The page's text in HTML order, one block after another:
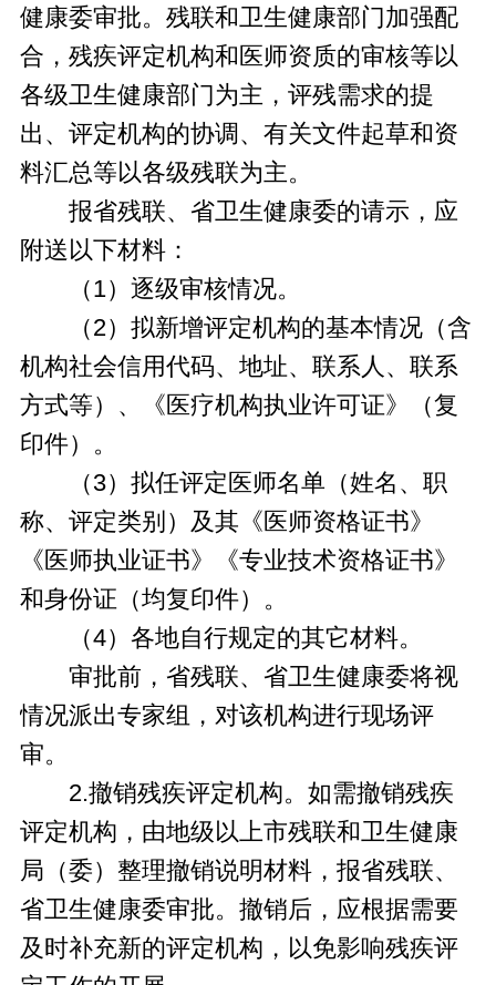
健康委审批。残联和卫生健康部门加强配
合，残疾评定机构和医师资质的审核等以
各级卫生健康部门为主，评残需求的提
出、评定机构的协调、有关文件起草和资
料汇总等以各级残联为主。
报省残联、省卫生健康委的请示，应
附送以下材料：
（1）逐级审核情况。
（2）拟新增评定机构的基本情况（含
机构社会信用代码、地址、联系人、联系
方式等）、《医疗机构执业许可证》（复
印件）。
（3）拟任评定医师名单（姓名、职
称、评定类别）及其《医师资格证书》
《医师执业证书》《专业技术资格证书》
和身份证（均复印件）。
（4）各地自行规定的其它材料。
审批前，省残联、省卫生健康委将视
情况派出专家组，对该机构进行现场评
审。
2.撤销残疾评定机构。如需撤销残疾
评定机构，由地级以上市残联和卫生健康
局（委）整理撤销说明材料，报省残联、
省卫生健康委审批。撤销后，应根据需要
及时补充新的评定机构，以免影响残疾评